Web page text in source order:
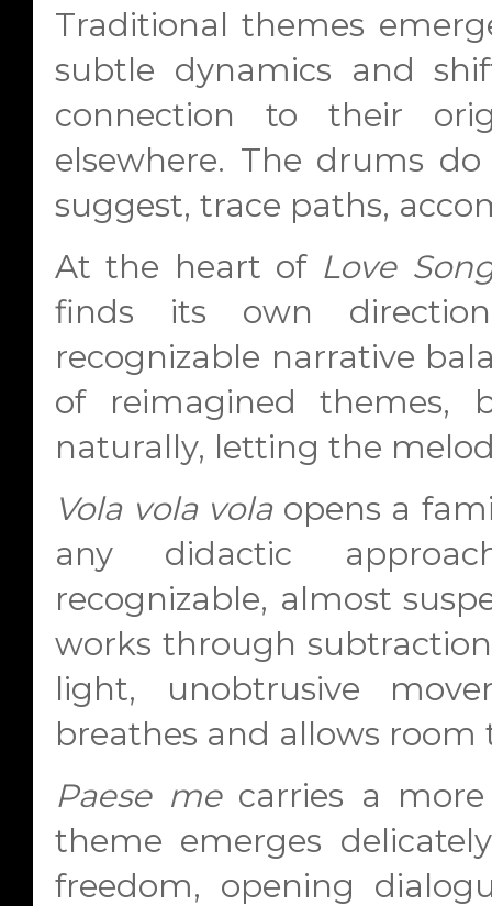
Traditional themes
subtle dynamics and
connection to their
elsewhere. The drums
suggest, trace paths,
At the heart of Love
finds its own
recognizable narrative
of reimagined themes,
naturally, letting the
Vola vola volaopens a
any didactic
recognizable, almost
works through
light, unobtrusive
breathes and allows room
Paese mecarries a
theme emerges
freedom, opening